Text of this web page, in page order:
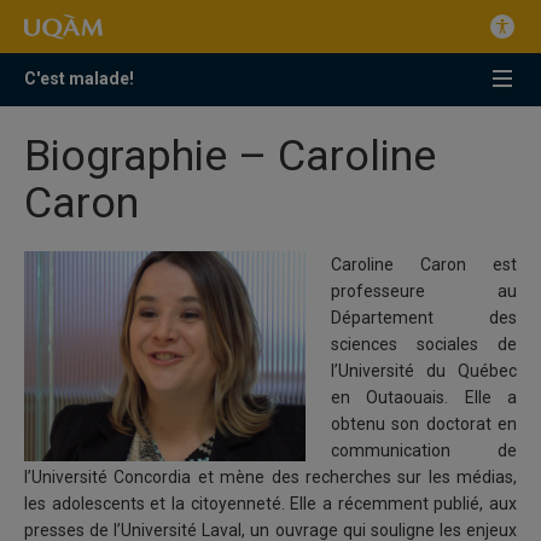
C'est malade!
Biographie – Caroline
Caron
Caroline Caron est
professeure au
Département des
sciences sociales de
l’Université du Québec
en Outaouais. Elle a
obtenu son doctorat en
communication de
l’Université Concordia et mène des recherches sur les médias,
les adolescents et la citoyenneté. Elle a récemment publié, aux
presses de l’Université Laval, un ouvrage qui souligne les enjeux